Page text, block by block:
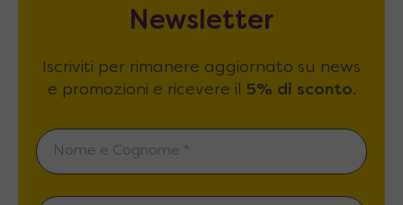
Newsletter
Iscriviti per rimanere aggiornato su news
e promozioni e ricevere il 5% di sconto.